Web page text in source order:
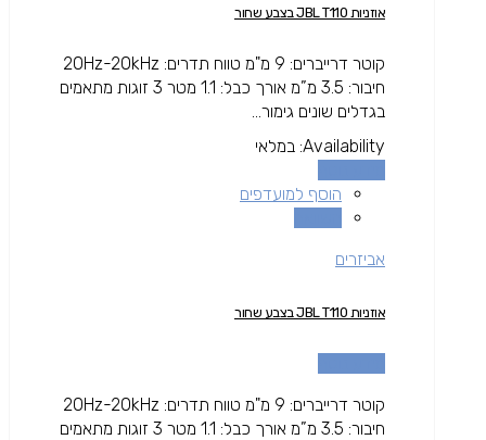
אוזניות JBL T110 בצבע שחור
קוטר דרייברים: 9 מ"מ טווח תדרים: 20Hz-20kHz
חיבור: 3.5 מ”מ אורך כבל: 1.1 מטר 3 זוגות מתאמים
בגדלים שונים גימור...
Availability: במלאי
הוסף למועדפים
אביזרים
אוזניות JBL T110 בצבע שחור
קוטר דרייברים: 9 מ"מ טווח תדרים: 20Hz-20kHz
חיבור: 3.5 מ”מ אורך כבל: 1.1 מטר 3 זוגות מתאמים